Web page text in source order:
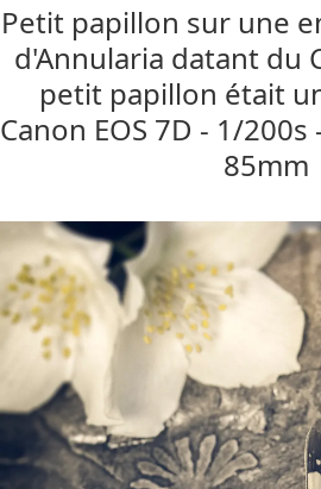
Petit papillon sur une
d'Annularia datant du
petit papillon était
Canon EOS 7D - 1/200s
85mm